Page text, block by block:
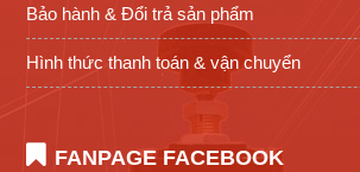
Bảo hành & Đổi trả sản phẩm
Hình thức thanh toán & vận chuyển
FANPAGE FACEBOOK